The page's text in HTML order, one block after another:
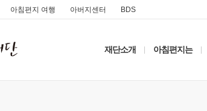
아침편지 여행 아버지센터 BDS
재단소개 아침편지는